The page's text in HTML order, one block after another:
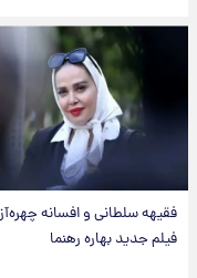
فقیهه سلطانی و افسانه
فیلم جدید بهاره رهنما